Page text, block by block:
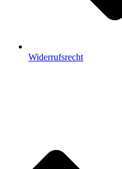
Widerrufsrecht